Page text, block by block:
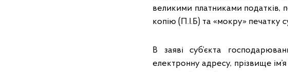
великими платниками податків,
копію (П.І.Б) та «мокру» печатку
В заяві суб’єкта
електронну адресу, прізвище